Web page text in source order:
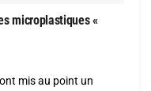
microplastiques «
mis au point un